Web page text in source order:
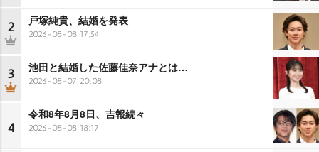
2 戸塚純貴、結婚を発表
2026-08-08 17:54
3 池田と結婚した佐藤佳奈アナとは…
2026-08-07 20:08
4
令和8年8月8日、吉報続々
2026-08-08 18:17